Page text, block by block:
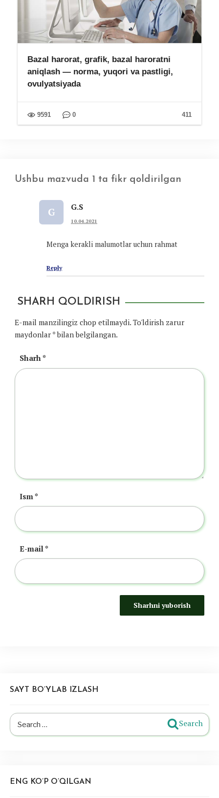
Bazal harorat, grafik, bazal haroratni
aniqlash — norma, yuqori va pastligi,
ovulyatsiyada
411
9591 0
Ushbu mazvuda 1 ta fikr qoldirilgan
G G.S
10.04.2021
Menga kerakli malumotlar uchun rahmat
Reply
SHARH QOLDIRISH
E-mail manzilingiz chop etilmaydi. To'ldirish zarur
maydonlar *bilan belgilangan.
Sharh*
Ism *
E-mail *
SAYT BO’YLAB IZLASH
Search
for:
Search
ENG KO’P O’QILGAN